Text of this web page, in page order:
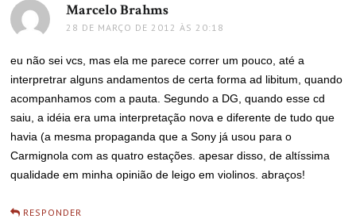
Marcelo Brahms
28 DE MARÇO DE 2012 ÀS 20:18
eu não sei vcs, mas ela me parece correr um pouco, até a
interpretrar alguns andamentos de certa forma ad libitum, quando
acompanhamos com a pauta. Segundo a DG, quando esse cd
saiu, a idéia era uma interpretação nova e diferente de tudo que
havia (a mesma propaganda que a Sony já usou para o
Carmignola com as quatro estações. apesar disso, de altíssima
qualidade em minha opinião de leigo em violinos. abraços!
RESPONDER